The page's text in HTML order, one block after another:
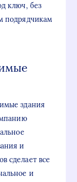
ключ, без
подрядчикам
здания
и
сделает все
и